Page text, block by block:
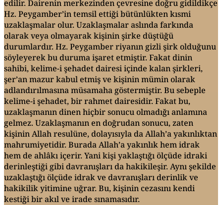
edilir. Dairenin merkezinden çevresine doğru gidildikçe
Hz. Peygamber’in temsil ettiği bütünlükten kısmi
uzaklaşmalar olur. Uzaklaşmalar aslında farkında
olarak veya olmayarak kişinin şirke düştüğü
durumlardır. Hz. Peygamber riyanın gizli şirk olduğunu
söyleyerek bu duruma işaret etmiştir. Fakat dinin
sahibi, kelime-i şehadet dairesi içinde kalan şirkleri,
şer’an mazur kabul etmiş ve kişinin mümin olarak
adlandırılmasına müsamaha göstermiştir. Bu sebeple
kelime-i şehadet, bir rahmet dairesidir. Fakat bu,
uzaklaşmanın dinen hiçbir sonucu olmadığı anlamına
gelmez. Uzaklaşmanın en doğrudan sonucu, zaten
kişinin Allah resulüne, dolayısıyla da Allah’a yakınlıktan
mahrumiyetidir. Burada Allah’a yakınlık hem idrak
hem de ahlâkı içerir. Yani kişi yaklaştığı ölçüde idraki
derinleştiği gibi davranışları da hakikileşir. Aynı şekilde
uzaklaştığı ölçüde idrak ve davranışları derinlik ve
hakikilik yitimine uğrar. Bu, kişinin cezasını kendi
kestiği bir akıl ve irade sınamasıdır.